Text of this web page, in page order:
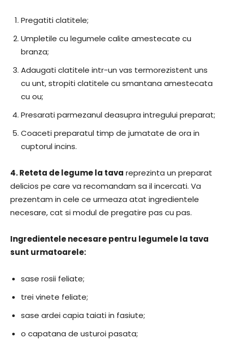
Pregatiti clatitele;
Umpletile cu legumele calite amestecate cu
branza;
Adaugati clatitele intr-un vas termorezistent uns
cu unt, stropiti clatitele cu smantana amestecata
cu ou;
Presarati parmezanul deasupra intregului preparat;
Coaceti preparatul timp de jumatate de ora in
cuptorul incins.
4. Reteta de legume la tava reprezinta un preparat
delicios pe care va recomandam sa il incercati. Va
prezentam in cele ce urmeaza atat ingredientele
necesare, cat si modul de pregatire pas cu pas.
Ingredientele necesare pentru legumele la tava
sunt urmatoarele:
sase rosii feliate;
trei vinete feliate;
sase ardei capia taiati in fasiute;
o capatana de usturoi pasata;